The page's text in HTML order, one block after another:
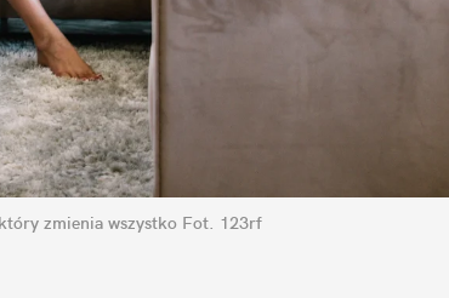
zmienia wszystko Fot. 123rf